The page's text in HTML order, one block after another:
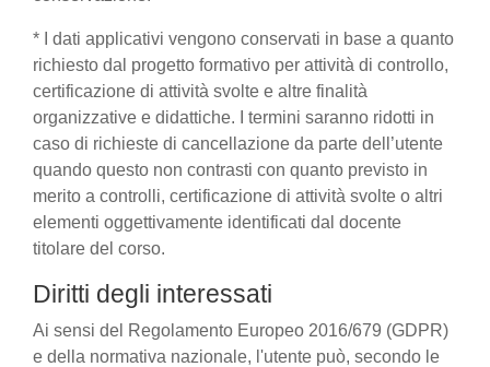
* I dati applicativi vengono conservati in base a quanto
richiesto dal progetto formativo per attività di controllo,
certificazione di attività svolte e altre finalità
organizzative e didattiche. I termini saranno ridotti in
caso di richieste di cancellazione da parte dell’utente
quando questo non contrasti con quanto previsto in
merito a controlli, certificazione di attività svolte o altri
elementi oggettivamente identificati dal docente
titolare del corso.
Diritti degli interessati
Ai sensi del Regolamento Europeo 2016/679 (GDPR)
e della normativa nazionale, l'utente può, secondo le